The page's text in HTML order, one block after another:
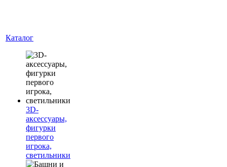
Каталог
3D-
аксессуары,
фигурки
первого
игрока,
светильники